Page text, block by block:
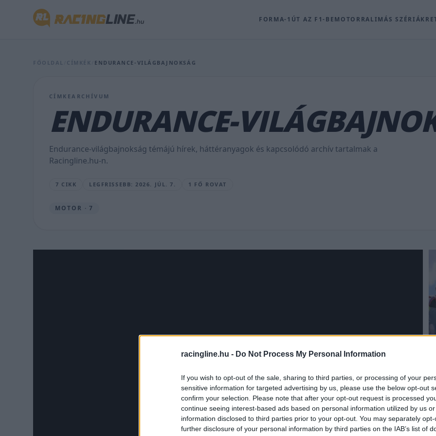
racingline.hu - Do Not Process My Personal Information
If you wish to opt-out of the sale, sharing to third parties, or processing of your
sensitive information for targeted advertising by us, please use the below opt-out
confirm your selection. Please note that after your opt-out request is processed
continue seeing interest-based ads based on personal information utilized by us
information disclosed to third parties prior to your opt-out. You may separately
further disclosure of your personal information by third parties on the IAB’s list of
FORMA-1 ÚT AZ F1-BEMOTORRALIMÁS SZÉRIÁK
FŐOLDAL CÍMKÉK ENDURANCE-VILÁGBAJNOKSÁG
CÍMKEARCHÍVUM
ENDURANCE-
Endurance-világbajnokság témájú hírek, háttéranyagok és kapcsolódó archív tartalmak a
Racingline.hu-n.
7 CIKK LEGFRISSEBB: 2026. JÚL. 7. 1 FŐ ROVAT
MOTOR · 7
az
egykori
MotoGP-
alapítója,
Marc
van
der